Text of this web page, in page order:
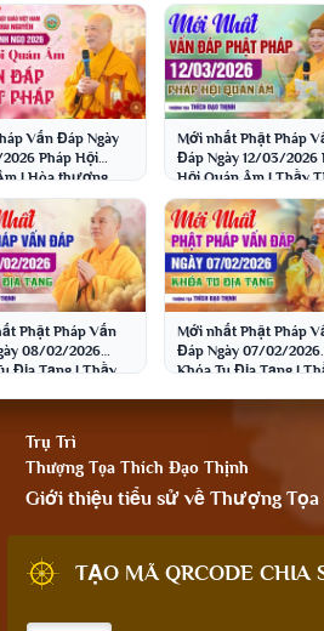
Vấn Đáp Ngày
Pháp Hội
| Hòa thượng
Nghiêm
Mới nhất Phật Pháp
Đáp Ngày 12/03/2026
Hội Quán Âm | Thầy
Đạo Thịnh
Phật Pháp Vấn
08/02/2026
Địa Tạng | Thầy
Mới nhất Phật Pháp
Đáp Ngày 07/02/2026
Khóa Tu Địa Tạng |
Trụ Trì
Thượng Tọa Thích Đạo Thịnh
Giới thiệu tiểu sử về Thượng
TẠO MÃ QRCODE CHIA